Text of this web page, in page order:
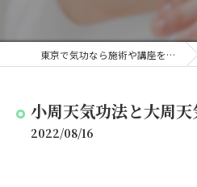
東京で気功なら施術や講座を行う気功サロン
小周天気功法と大周
2022/08/16